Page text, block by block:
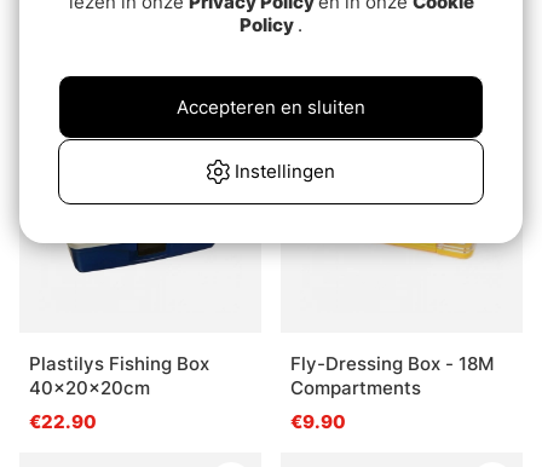
Shallow
Plastilys Fishing Box
40x20x20cm
€22.90
Fly-Dressing Box - 18M
Compartments
€9.90
Policy .
Instellingen
Accepteren en sluiten